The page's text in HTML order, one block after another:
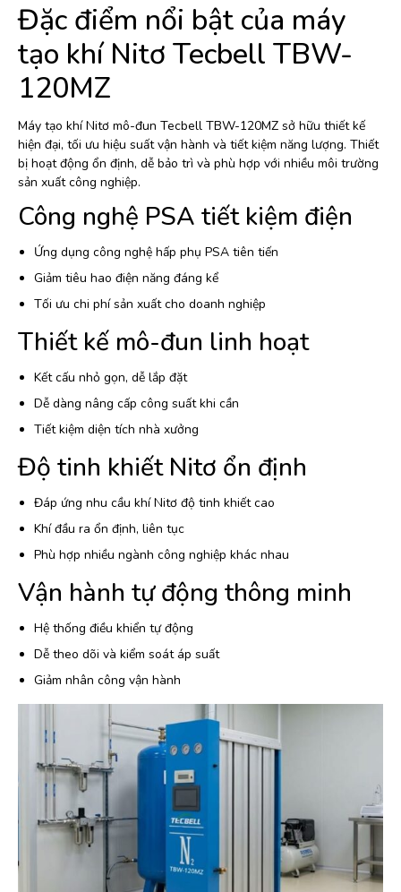
Đặc điểm nổi bật của máy
tạo khí Nitơ Tecbell TBW-
120MZ
Máy tạo khí Nitơ mô-đun Tecbell TBW-120MZ sở hữu thiết kế
hiện đại, tối ưu hiệu suất vận hành và tiết kiệm năng lượng. Thiết
bị hoạt động ổn định, dễ bảo trì và phù hợp với nhiều môi trường
sản xuất công nghiệp.
Công nghệ PSA tiết kiệm điện
Ứng dụng công nghệ hấp phụ PSA tiên tiến
Giảm tiêu hao điện năng đáng kể
Tối ưu chi phí sản xuất cho doanh nghiệp
Thiết kế mô-đun linh hoạt
Kết cấu nhỏ gọn, dễ lắp đặt
Dễ dàng nâng cấp công suất khi cần
Tiết kiệm diện tích nhà xưởng
Độ tinh khiết Nitơ ổn định
Đáp ứng nhu cầu khí Nitơ độ tinh khiết cao
Khí đầu ra ổn định, liên tục
Phù hợp nhiều ngành công nghiệp khác nhau
Vận hành tự động thông minh
Hệ thống điều khiển tự động
Dễ theo dõi và kiểm soát áp suất
Giảm nhân công vận hành